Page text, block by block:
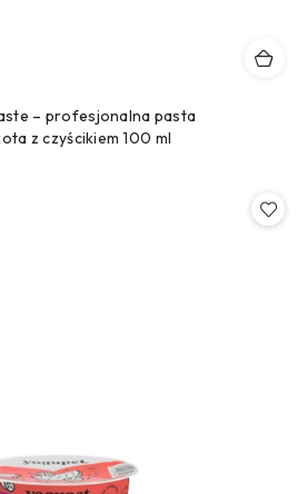
– profesjonalna pasta
z czyścikiem 100 ml